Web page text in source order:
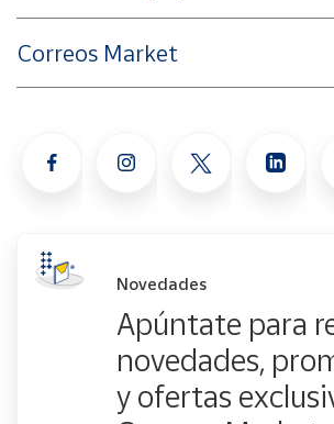
Correos Market
Novedades
Apúntate para
novedades,
y ofertas